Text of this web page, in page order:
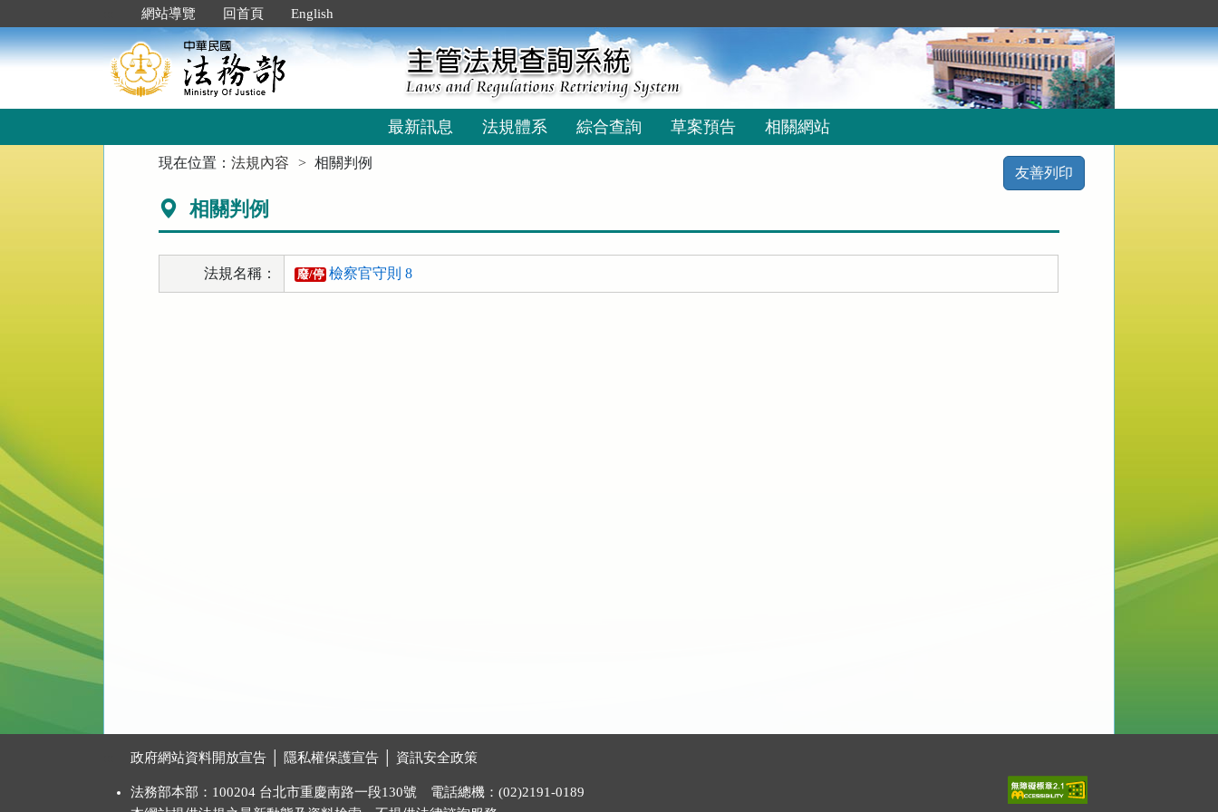
到
主
要
網站導覽 回首頁 English
最新訊息 法規體系 綜合查詢 草案預告 相關網站
現在位置：法規內容 相關判例
友善列印
相關判例
法規名稱： 廢/停 檢察官守則 8
政府網站資料開放宣告 隱私權保護宣告 資訊安全政策
法務部本部：100204 台北市重慶南路一段130號 電話總機：(02)2191-0189